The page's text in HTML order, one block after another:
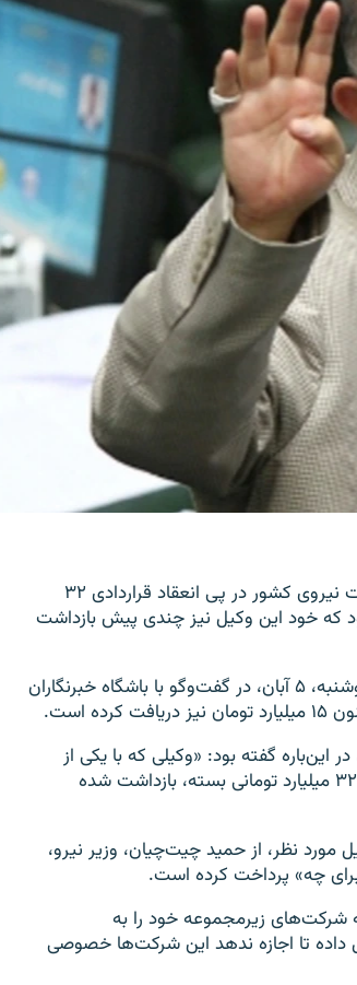
یک نماینده مجلس ایران از بازداشت مدیرکل حقوقی وزارت نیروی کشور در پی انعقاد قراردادی ۳۲
که خود این وکیل نیز چندی پیش بازداشت
نادر قاضی‌پور، از‌ نمایندگان مجلس شورای اسلامی،‌ روز دوشنبه، ۵ آبان،‌ در گفت‌وگو با باشگاه خبرنگاران
است.
گفته بود: «وکيلی که با يکی از
دستگاه‌های دولتی برای رسيدگی به يک پرونده، قراردادی ۳۲ ميليارد تومانی بسته، بازداشت شده
نظر،‌ از حميد چيت‌چيان، وزير نيرو،‌
شرکت‌های زيرمجموعه خود را به
تومان به یک وکیل داده تا اجازه ندهد اين شرکت‌ها خصوصی